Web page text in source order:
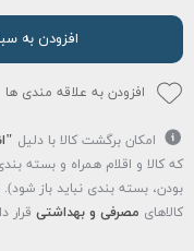
افزودن به
افزودن به علاقه مندی ها
امکان برگشت کالا با دلیل
که کالا و اقلام همراه و بسته
بودن، بسته بندی نباید باز
کالاهای مصرفی و بهداشتی قرار